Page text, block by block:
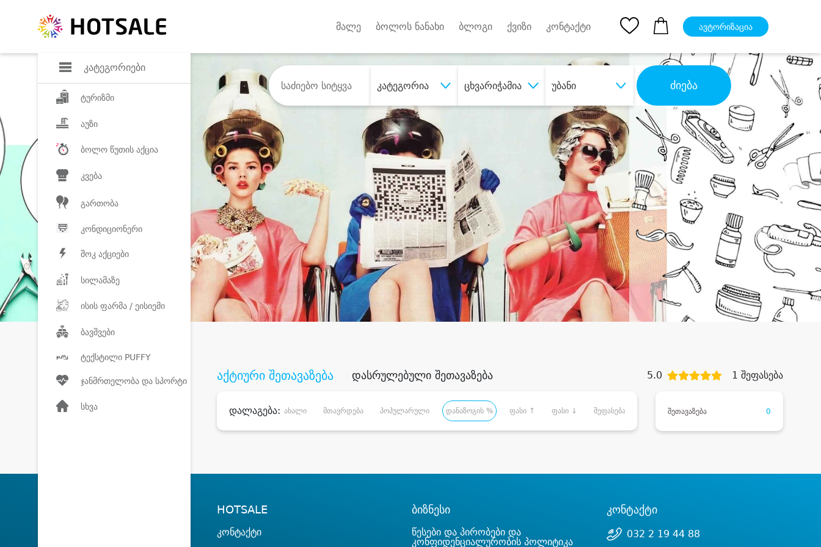
კატეგორიები
ტურიზმი
აუზი
ბოლო წუთის აქცია
კვება
გართობა
კონდიციონერი
შოკ აქციები
სილამაზე
ისის ფარმა / ეისიემი
ბავშვები
ტექსტილი PUFFY
ჯანმრთელობა და სპორტი
სხვა
მალე ბოლოს ნანახი ბლოგი ქვიზი კონტაქტი ავტორიზაცია
კატეგორია ცხვარიჭამია უბანი ძიება
შეიძინე სასურველი მომსახურებადიდი დანაზოგით
აქტიური შეთავაზება დასრულებული შეთავაზება 5.0 1 შეფასება
დალაგება: ახალი მთავრდება პოპულარული დანაზოგის % ფასი ↑ ფასი ↓ შეფასება შეთავაზება 0
HOTSALE
კონტაქტი
ბიზნესი
წესები და პირობები და
კონფიდენციალურობის პოლიტიკა
კონტაქტი
032 2 19 44 88